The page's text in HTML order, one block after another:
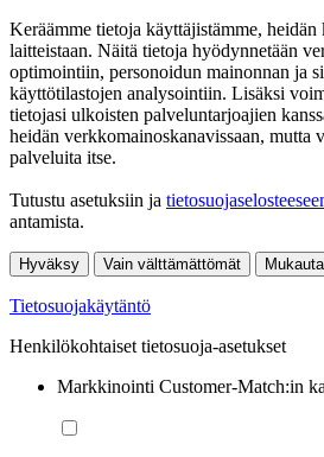
Keräämme tietoja käyttäjistämme, heidän
laitteistaan. Näitä tietoja hyödynnetään
optimointiin, personoidun mainonnan ja
käyttötilastojen analysointiin. Lisäksi
tietojasi ulkoisten palveluntarjoajien
heidän verkkomainoskanavissaan, mutta
palveluita itse.
Tutustu asetuksiin ja
antamista.
Hyväksy Vain välttämättömät
Tietosuojakäytäntö
Henkilökohtaiset tietosuoja-asetukset
Markkinointi Customer-Match:in